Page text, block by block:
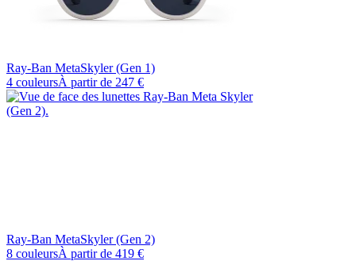
Ray-Ban MetaSkyler (Gen 1)
4 couleursÀ partir de 247 €
Ray-Ban MetaSkyler (Gen 2)
8 couleursÀ partir de 419 €